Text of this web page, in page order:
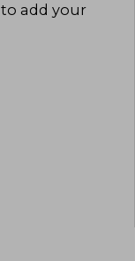
to add your